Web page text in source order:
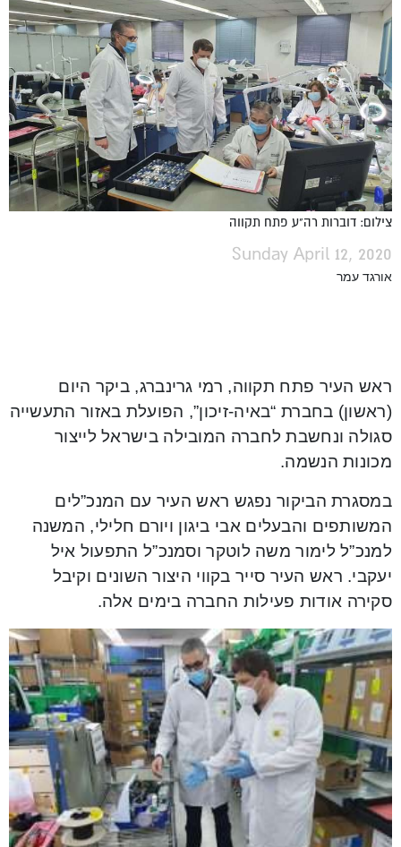
צילום: דוברות רה"ע פתח תקווה
Sunday April 12, 2020
אורגד עמר
ראש העיר פתח תקווה, רמי גרינברג, ביקר היום
(ראשון) בחברת “באיה-זיכון”, הפועלת באזור התעשייה
סגולה ונחשבת לחברה המובילה בישראל לייצור
מכונות הנשמה.
במסגרת הביקור נפגש ראש העיר עם המנכ”לים
המשותפים והבעלים אבי ביגון ויורם חלילי, המשנה
למנכ”ל לימור משה לוטקר וסמנכ”ל התפעול איל
יעקבי. ראש העיר סייר בקווי היצור השונים וקיבל
סקירה אודות פעילות החברה בימים אלה.